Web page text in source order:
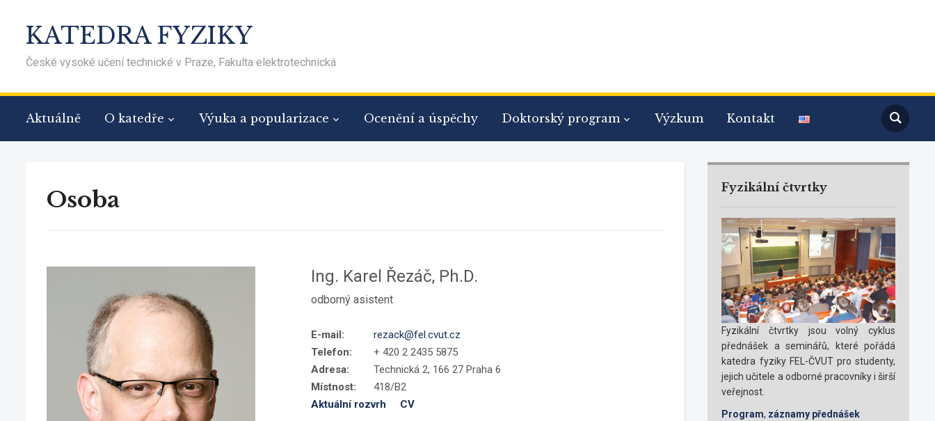
KATEDRA FYZIKY
České vysoké učení technické v Praze, Fakulta elektrotechnická
Aktuálně O katedře Výuka a popularizace Ocenění a úspěchy Doktorský program Výzkum Kontakt
Osoba
Ing. Karel Řezáč, Ph.D.
odborný asistent
E-mail:
rezack@fel.cvut.cz
Telefon:
+ 420 2 2435 5875
Adresa:
Technická 2, 166 27 Praha 6
Místnost:
418/B2
Aktuální rozvrh
CV
Fyzikální čtvrtky
Fyzikální čtvrtky jsou volný cyklus
přednášek a seminářů, které pořádá
katedra fyziky FEL-ČVUT pro studenty,
jejich učitele a odborné pracovníky i širší
veřejnost.
Program, záznamy přednášek